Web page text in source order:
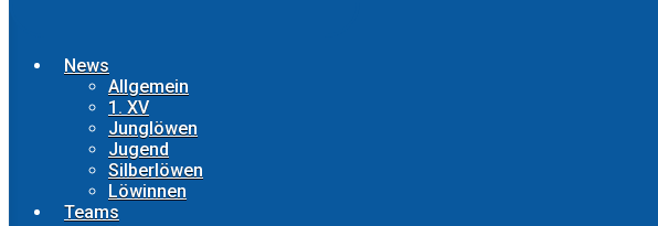
News
Allgemein
1. XV
Junglöwen
Jugend
Silberlöwen
Löwinnen
Teams